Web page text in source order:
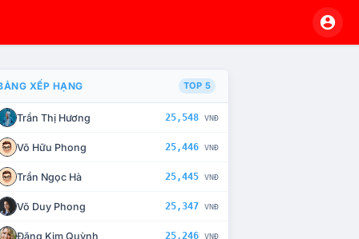
CHẾ TÀI XỬ LÝ VI PHẠM
XẾP HẠNG TOP 5
Trần Thị Hương 25,548 VNĐ
Võ Hữu Phong 25,446 VNĐ
Trần Ngọc Hà 25,445 VNĐ
Võ Duy Phong 25,347 VNĐ
Đặng Kim Quỳnh 25,246 VNĐ